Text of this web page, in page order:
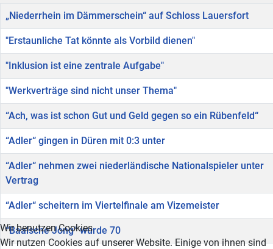
Titel
„Niederrhein im Dämmerschein“ auf Schloss Lauersfort
"Erstaunliche Tat könnte als Vorbild dienen"
"Inklusion ist eine zentrale Aufgabe"
"Werkverträge sind nicht unser Thema"
“Ach, was ist schon Gut und Geld gegen so ein Rübenfeld“
“Adler“ gingen in Düren mit 0:3 unter
“Adler“ nehmen zwei niederländische Nationalspieler unter
Vertrag
“Adler“ scheitern im Viertelfinale am Vizemeister
“Baalsche Jong“ wurde 70
Wir benutzen Cookies
Wir nutzen Cookies auf unserer Website. Einige von ihnen sind